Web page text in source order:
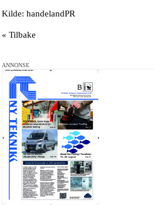
Kilde: handelandPR
« Tilbake
ANNONSE